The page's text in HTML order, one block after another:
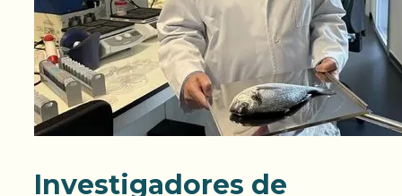
Investigadores de